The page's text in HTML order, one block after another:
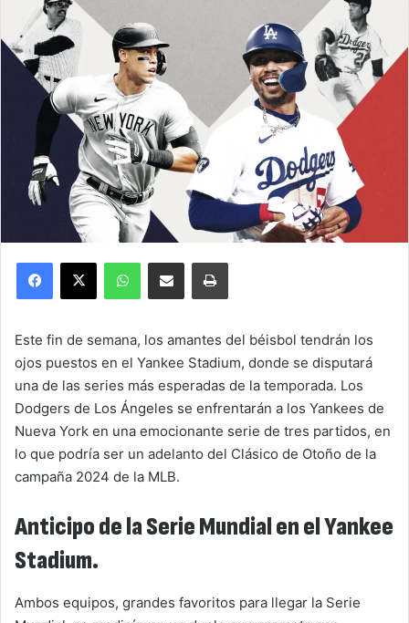
Facebook
X WhatsAppCompartir por correo electrónicoImprimir
Este fin de semana, los amantes del béisbol tendrán los
ojos puestos en el Yankee Stadium, donde se disputará
una de las series más esperadas de la temporada. Los
Dodgers de Los Ángeles se enfrentarán a los Yankees de
Nueva York en una emocionante serie de tres partidos, en
lo que podría ser un adelanto del Clásico de Otoño de la
campaña 2024 de la MLB.
Anticipo de la Serie Mundial en el Yankee
Stadium.
Ambos equipos, grandes favoritos para llegar la Serie